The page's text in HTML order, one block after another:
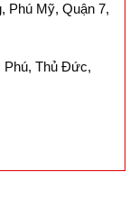
Phú Mỹ, Quận 7,
Phú, Thủ Đức,